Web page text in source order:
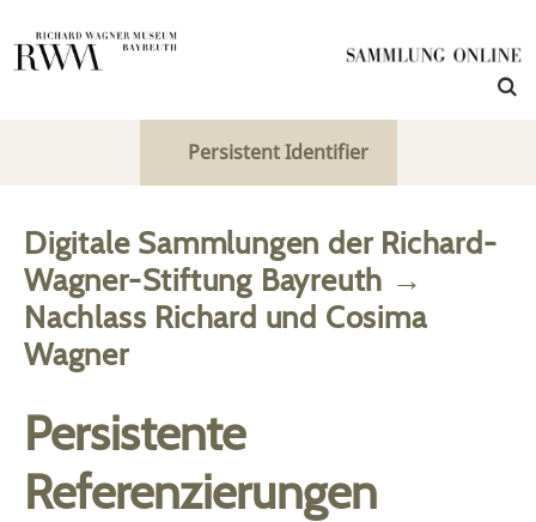
Persistent Identifier
Digitale Sammlungen der Richard-
Wagner-Stiftung Bayreuth →
Nachlass Richard und Cosima
Wagner
Persistente
Referenzierungen